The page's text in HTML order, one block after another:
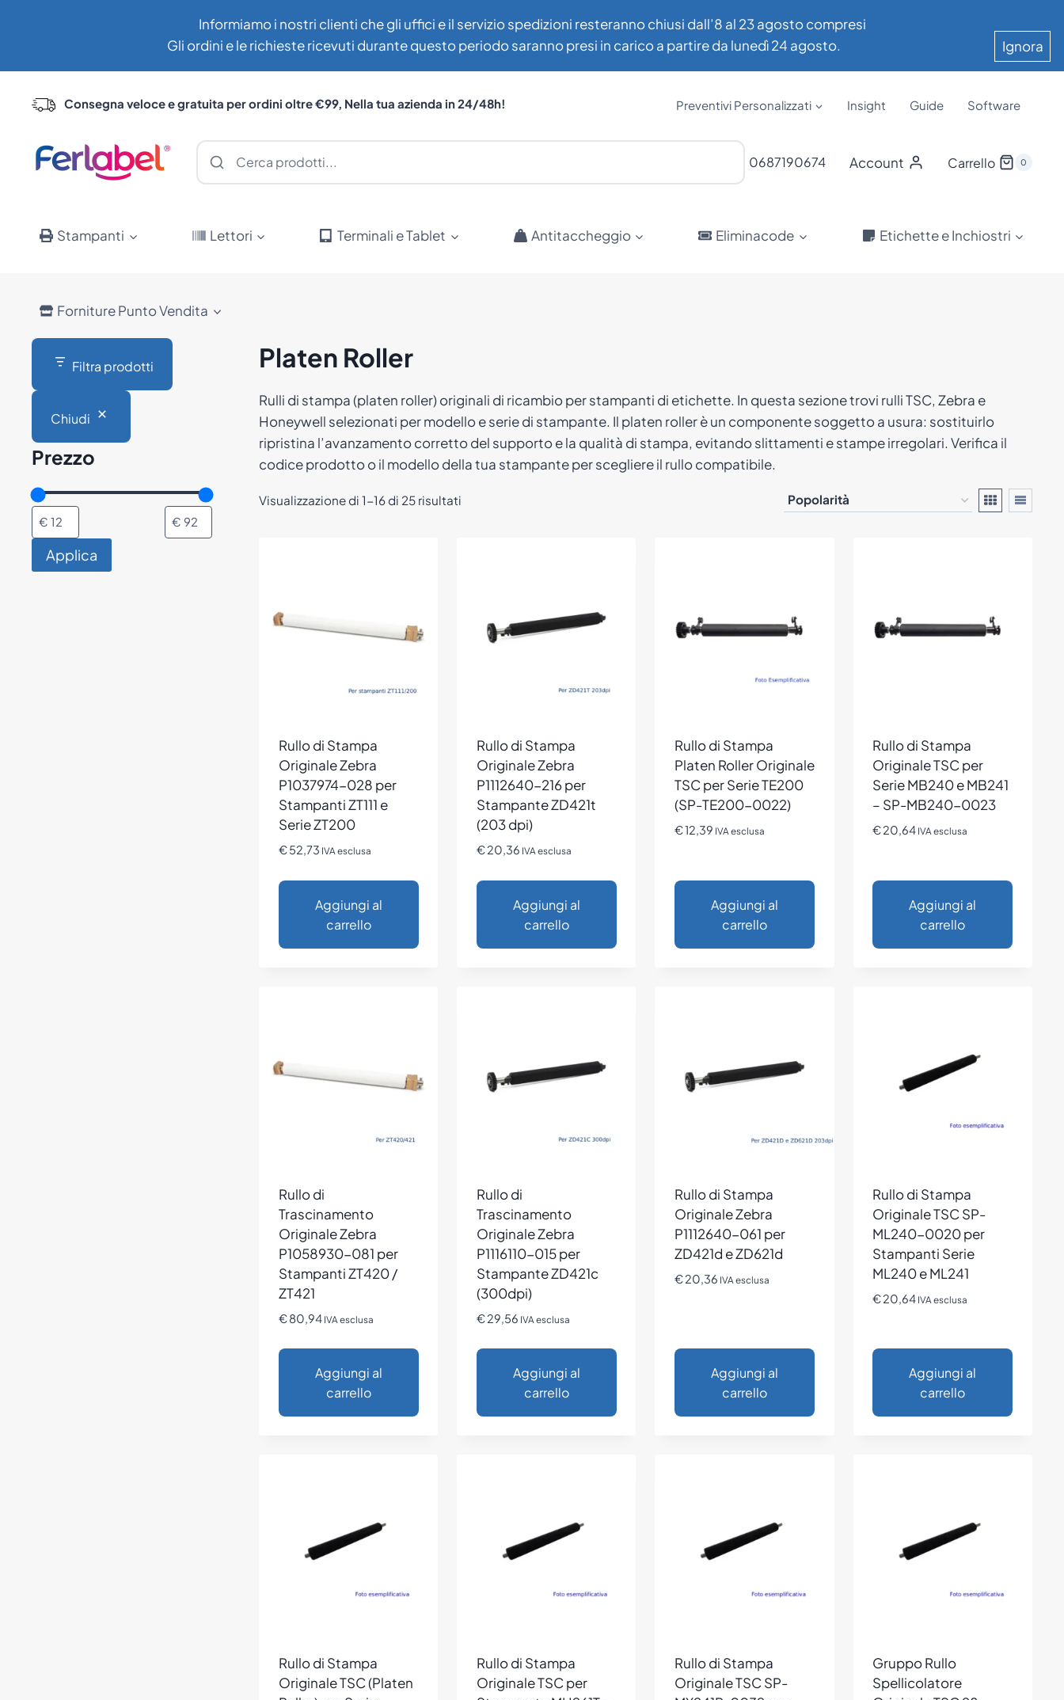
Informiamo i nostri clienti che gli uffici e il servizio spedizioni resteranno chiusi dall’8 al 23 agosto compresi
Gli ordini e le richieste ricevuti durante questo periodo saranno presi in carico a partire da lunedì 24 agosto.
Ignora
Consegna veloce e gratuita per ordini oltre €99, Nella tua azienda in 24/48h! Preventivi Personalizzati Insight Guide Software
0687190674 Account Carrello 0
Stampanti Lettori Terminali e Tablet Antitaccheggio Eliminacode Etichette e Inchiostri
Forniture Punto Vendita
Platen Roller
Rulli di stampa (platen roller) originali di ricambio per stampanti di etichette. In questa sezione trovi rulli TSC, Zebra e
Honeywell selezionati per modello e serie di stampante. Il platen roller è un componente soggetto a usura: sostituirlo
ripristina l’avanzamento corretto del supporto e la qualità di stampa, evitando slittamenti e stampe irregolari. Verifica il
codice prodotto o il modello della tua stampante per scegliere il rullo compatibile.
Visualizzazione di 1-16 di 25 risultati
Rullo di Stampa
Originale Zebra
P1037974-028 per
Stampanti ZT111 e
Serie ZT200
€52,73 IVA esclusa
Aggiungi al
carrello
Rullo di Stampa
Originale Zebra
P1112640-216 per
Stampante ZD421t
(203 dpi)
€20,36 IVA esclusa
Aggiungi al
carrello
Rullo di Stampa
Platen Roller Originale
TSC per Serie TE200
(SP-TE200-0022)
€12,39 IVA esclusa
Aggiungi al
carrello
Rullo di Stampa
Originale TSC per
Serie MB240 e MB241
– SP-MB240-0023
€20,64 IVA esclusa
Aggiungi al
carrello
Rullo di
Trascinamento
Originale Zebra
P1058930-081 per
Stampanti ZT420 /
ZT421
€80,94 IVA esclusa
Aggiungi al
carrello
Rullo di
Trascinamento
Originale Zebra
P1116110-015 per
Stampante ZD421c
(300dpi)
€29,56 IVA esclusa
Aggiungi al
carrello
Rullo di Stampa
Originale Zebra
P1112640-061 per
ZD421d e ZD621d
€20,36 IVA esclusa
Aggiungi al
carrello
Rullo di Stampa
Originale TSC SP-
ML240-0020 per
Stampanti Serie
ML240 e ML241
€20,64 IVA esclusa
Aggiungi al
carrello
Rullo di Stampa
Originale TSC (Platen
Rullo di Stampa
Originale TSC per
Rullo di Stampa
Originale TSC SP-
Gruppo Rullo
Spellicolatore
Filtra prodotti
Chiudi
Prezzo
Applica